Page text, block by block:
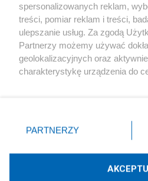
X Facebook
spersonalizowanych reklam,
treści, pomiar reklam i treści,
ulepszanie usług. Za zgodą
Partnerzy możemy używać
geolokalizacyjnych oraz
charakterystykę urządzenia do
zmienić/wycofać klikając
znajdujący się w lewym dolnym
rodzaje przetwarzania danych
użytkownika, ale masz prawo
przetwarzaniu. Preferencje będą
PARTNERZY